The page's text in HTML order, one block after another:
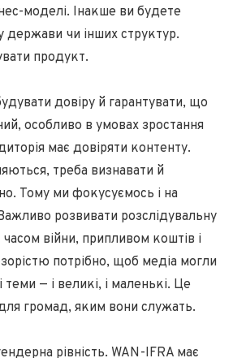
моделі. Інакше ви будете
держави чи інших структур.
продукт.
довіру й гарантувати, що
особливо в умовах зростання
має довіряти контенту.
треба визнавати й
Тому ми фокусуємось і на
розвивати розслідувальну
війни, припливом коштів і
потрібно, щоб медіа могли
— і великі, і маленькі. Це
громад, яким вони служать.
рівність. WAN-IFRA має